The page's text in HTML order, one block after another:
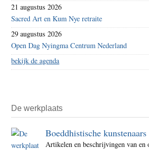
21 augustus 2026
Sacred Art en Kum Nye retraite
29 augustus 2026
Open Dag Nyingma Centrum Nederland
bekijk de agenda
De werkplaats
Boeddhistische kunstenaars
Artikelen en beschrijvingen van en